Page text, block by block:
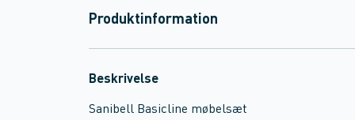
Produktinformation
Beskrivelse
Sanibell Basicline møbelsæt